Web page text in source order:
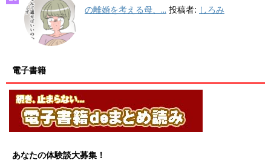
の離婚を考える母、... 投稿者: しろみ
電子書籍
あなたの体験談大募集！